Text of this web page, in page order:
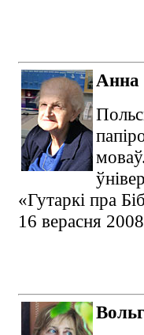
«Гутаркі пра
16 верасня